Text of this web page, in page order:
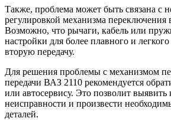
Также, проблема может быть связана с
регулировкой механизма переключения
Возможно, что рычаги, кабель или
настройки для более плавного и
вторую передачу.
Для решения проблемы с механизмом
передачи ВАЗ 2110 рекомендуется
или автосервису. Это позволит
неисправности и произвести
деталей.